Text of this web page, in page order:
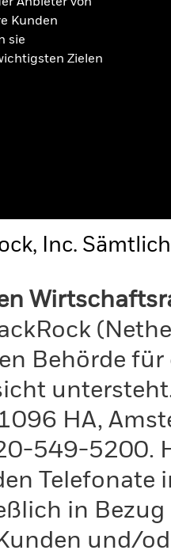
Kunden
sie
Zielen
Inc.
Behörde
HA,
549-5200.
Telefonate
in
und/